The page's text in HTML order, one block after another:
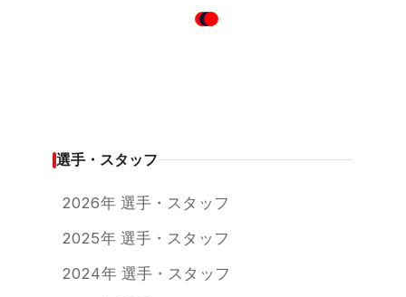
選手・スタッフ
2026年 選手・スタッフ
2025年 選手・スタッフ
2024年 選手・スタッフ